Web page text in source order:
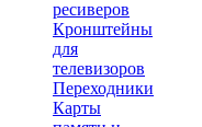
ресиверов
Кронштейны
для
телевизоров
Переходники
Карты